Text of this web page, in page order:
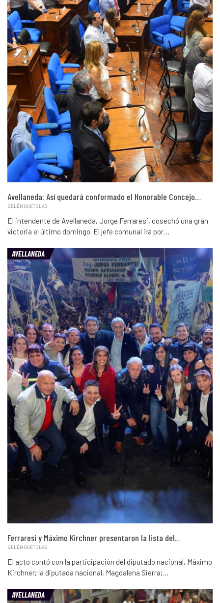
Avellaneda: Así quedará conformado el Honorable Concejo…
BELÉN QUETGLAS
El intendente de Avellaneda, Jorge Ferraresi, cosechó una gran
victoria el último domingo. El jefe comunal irá por…
AVELLANEDA
Ferraresi y Máximo Kirchner presentaron la lista del…
BELÉN QUETGLAS
El acto contó con la participación del diputado nacional, Máximo
Kirchner; la diputada nacional, Magdalena Sierra;…
AVELLANEDA